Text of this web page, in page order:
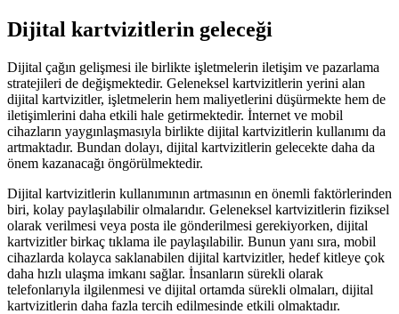
Dijital kartvizitlerin geleceği
Dijital çağın gelişmesi ile birlikte işletmelerin iletişim ve pazarlama
stratejileri de değişmektedir. Geleneksel kartvizitlerin yerini alan
dijital kartvizitler, işletmelerin hem maliyetlerini düşürmekte hem de
iletişimlerini daha etkili hale getirmektedir. İnternet ve mobil
cihazların yaygınlaşmasıyla birlikte dijital kartvizitlerin kullanımı da
artmaktadır. Bundan dolayı, dijital kartvizitlerin gelecekte daha da
önem kazanacağı öngörülmektedir.
Dijital kartvizitlerin kullanımının artmasının en önemli faktörlerinden
biri, kolay paylaşılabilir olmalarıdır. Geleneksel kartvizitlerin fiziksel
olarak verilmesi veya posta ile gönderilmesi gerekiyorken, dijital
kartvizitler birkaç tıklama ile paylaşılabilir. Bunun yanı sıra, mobil
cihazlarda kolayca saklanabilen dijital kartvizitler, hedef kitleye çok
daha hızlı ulaşma imkanı sağlar. İnsanların sürekli olarak
telefonlarıyla ilgilenmesi ve dijital ortamda sürekli olmaları, dijital
kartvizitlerin daha fazla tercih edilmesinde etkili olmaktadır.